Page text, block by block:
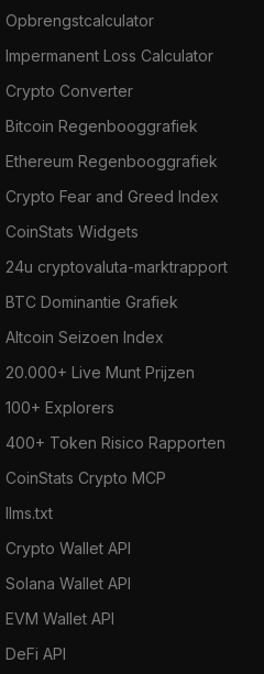
Opbrengstcalculator
Impermanent Loss Calculator
Crypto Converter
Bitcoin Regenbooggrafiek
Ethereum Regenbooggrafiek
Crypto Fear and Greed Index
CoinStats Widgets
24u cryptovaluta-marktrapport
BTC Dominantie Grafiek
Altcoin Seizoen Index
20.000+ Live Munt Prijzen
100+ Explorers
400+ Token Risico Rapporten
CoinStats Crypto MCP
llms.txt
Crypto Wallet API
Solana Wallet API
EVM Wallet API
DeFi API